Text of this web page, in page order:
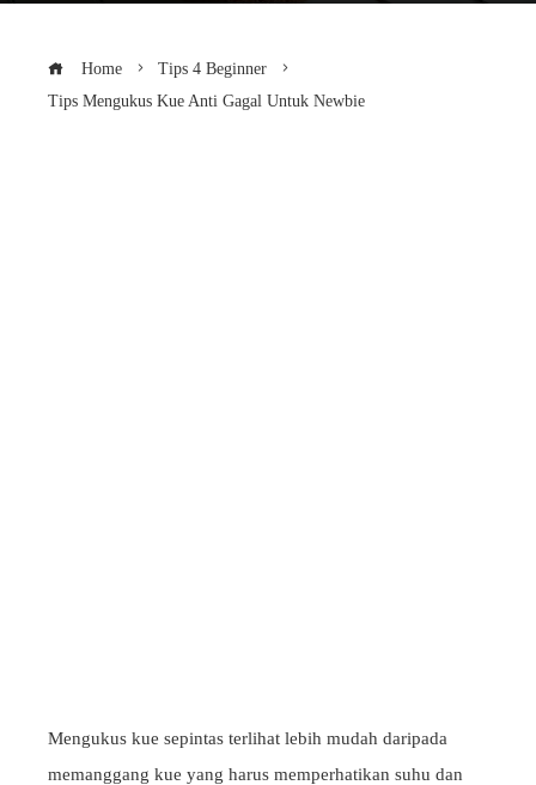
Home
Tips 4 Beginner
Tips Mengukus Kue Anti Gagal Untuk Newbie
Mengukus kue sepintas terlihat lebih mudah daripada
memanggang kue yang harus memperhatikan suhu dan